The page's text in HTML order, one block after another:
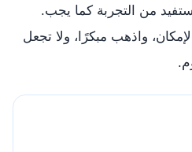
من التجربة كما يجب.
واذهب مبكرًا، ولا تجعل